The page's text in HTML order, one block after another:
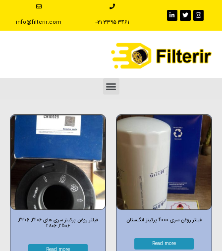
‪021 3395 3461
info@filterir.com
فیلتر روغن سری 4000 پرکینز انگلستان
Read more
فیلتر روغن پرکینز سری های 2206, 2306,
2506, 2806